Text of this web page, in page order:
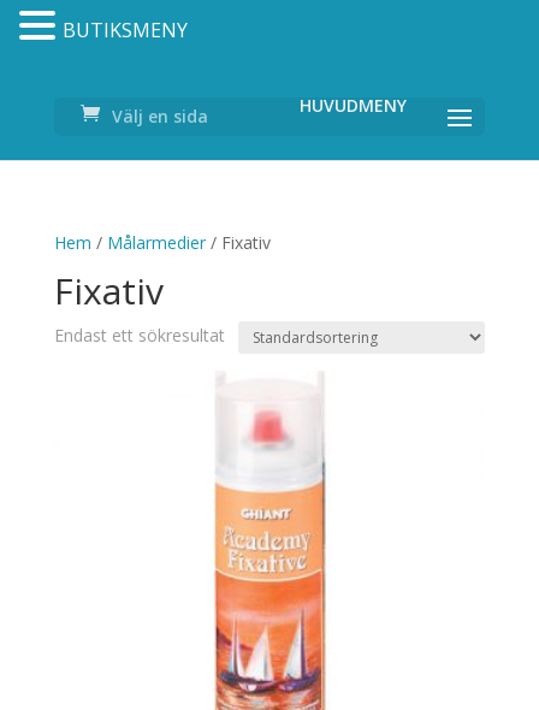
Välj en sida
Hem / Målarmedier/ Fixativ
Fixativ
Endast ett sökresultat
BUTIKSMENY